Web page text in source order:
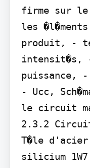
firme sur le
les
produit, -
intensit�s,
puissance,
- Ucc,
le circuit
2.3.2
T�le d'acier
silicium